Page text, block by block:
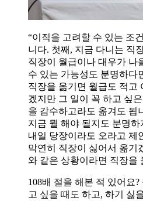
“이직을 고려할 수 있는 조
니다. 첫째, 지금 다니는 직
직장이 월급이나 대우가 나
수 있는 가능성도 분명하다
직장을 옮기면 월급도 적고
겠지만 그 일이 꼭 하고 싶
을 감수하고라도 옮겨도 됩
지금 뭘 해야 될지도 분명
내일 당장이라도 오라고 제
막연히 직장이 싫어서 옮기
와 같은 상황이라면 직장을
108배 절을 해본 적 있어요
고 싶을 때도 하고, 하기 싫